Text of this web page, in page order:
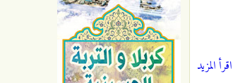
اقرأ المزيد